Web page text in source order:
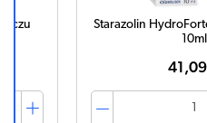
oczu
Starazolin
10ml
41,09